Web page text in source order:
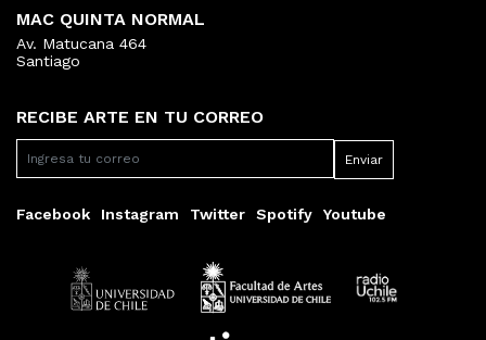
RECIBE ARTE EN TU CORREO
Facebook Instagram Twitter Spotify Youtube
MAC QUINTA NORMAL
Av. Matucana 464
Santiago